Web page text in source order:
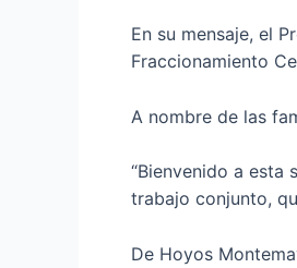
En su mensaje, el
Fraccionamiento
A nombre de las
“Bienvenido a esta
trabajo conjunto,
De Hoyos